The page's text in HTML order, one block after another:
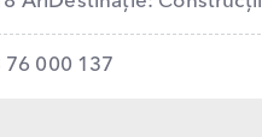
76 000 137